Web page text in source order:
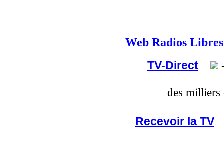
Web Radios
TV-Direct
des
Recevoir la TV